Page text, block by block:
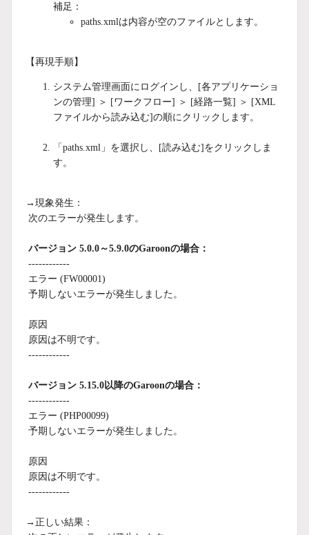
補足：
paths.xmlは内容が空のファイルとします。
【再現手順】
システム管理画面にログインし、[各アプリケーショ
ンの管理] ＞ [ワークフロー] ＞ [経路一覧] ＞ [XML
ファイルから読み込む]の順にクリックします。
「paths.xml」を選択し、[読み込む]をクリックしま
す。
→現象発生：
次のエラーが発生します。
バージョン 5.0.0～5.9.0のGaroonの場合：
------------
エラー (FW00001)
予期しないエラーが発生しました。
原因
原因は不明です。
------------
バージョン 5.15.0以降のGaroonの場合：
------------
エラー (PHP00099)
予期しないエラーが発生しました。
原因
原因は不明です。
------------
→正しい結果：